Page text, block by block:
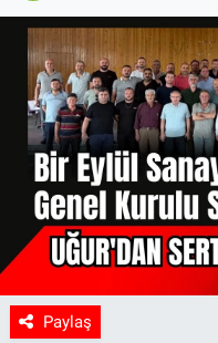
Paylaş
Spor
Uşak Haberleri